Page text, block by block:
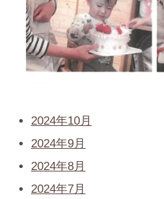
2024年10月
2024年9月
2024年8月
2024年7月